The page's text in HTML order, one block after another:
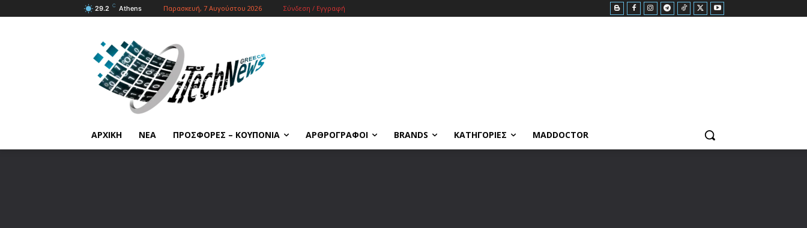
29.2 C Athens Παρασκευή, 7 Αυγούστου 2026 Σύνδεση / Εγγραφή
ΑΡΧΙΚΗ ΝΕΑ ΠΡΟΣΦΟΡΕΣ – ΚΟΥΠΟΝΙΑ ΑΡΘΡΟΓΡΑΦΟΙ BRANDS ΚΑΤΗΓΟΡΙΕΣ MADDOCTOR